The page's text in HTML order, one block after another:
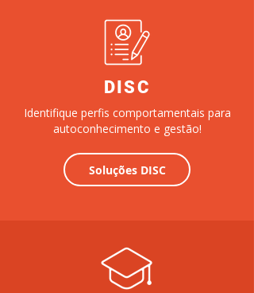
DISC
Identifique perfis comportamentais para
autoconhecimento e gestão!
Soluções DISC